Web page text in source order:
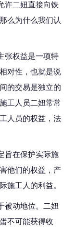
许二妞直接向铁
么为什么我们认
张权益是一项特
对性 ，也就是说
的交易是独立的
工人员二妞常常
人员的权益，法
旨在保护实际施
他们的权益， 产
施工人的利益。
被动地位。
二妞
不可能获得收